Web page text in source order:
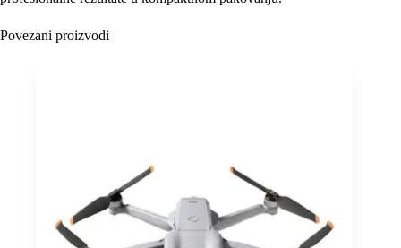
Povezani proizvodi